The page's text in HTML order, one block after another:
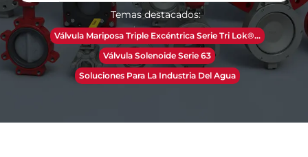
Temas destacados:
Válvula Mariposa Triple Excéntrica Serie Tri Lok®​​​​​​​...
Válvula Solenoide Serie 63
Soluciones Para La Industria Del Agua